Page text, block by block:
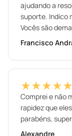
ajudando a
suporte. Indico
Vocês são
Francisco
★★★★★
Comprei e não
rapidez que
parabéns,
Alexandre